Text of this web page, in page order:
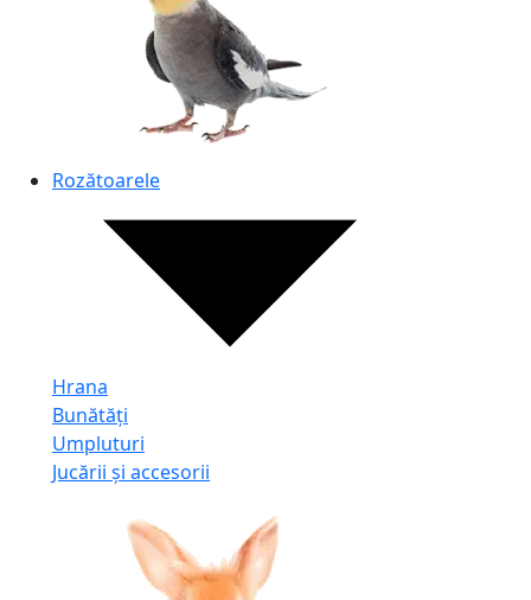
Rozătoarele
Hrana
Bunătăți
Umpluturi
Jucării și accesorii